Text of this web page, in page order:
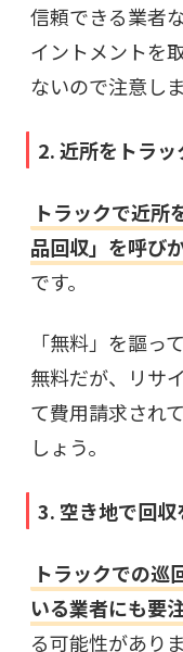
信頼できる業者
イントメントを
ないので注意し
2. 近所をトラ
トラックで近所
品回収」を呼び
です。
「無料」を謳っ
無料だが、リサ
て費用請求され
しょう。
3. 空き地で回収
トラックでの巡
いる業者にも要注
る可能性がありま